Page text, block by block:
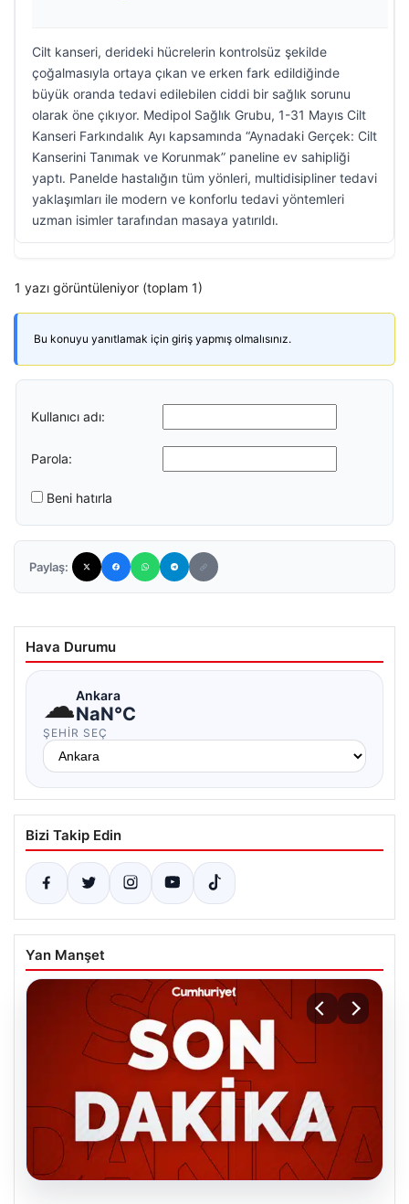
Cilt kanseri, derideki hücrelerin kontrolsüz şekilde
çoğalmasıyla ortaya çıkan ve erken fark edildiğinde
büyük oranda tedavi edilebilen ciddi bir sağlık sorunu
olarak öne çıkıyor. Medipol Sağlık Grubu, 1-31 Mayıs Cilt
Kanseri Farkındalık Ayı kapsamında “Aynadaki Gerçek: Cilt
Kanserini Tanımak ve Korunmak” paneline ev sahipliği
yaptı. Panelde hastalığın tüm yönleri, multidisipliner tedavi
yaklaşımları ile modern ve konforlu tedavi yöntemleri
uzman isimler tarafından masaya yatırıldı.
1 yazı görüntüleniyor (toplam 1)
Bu konuyu yanıtlamak için giriş yapmış olmalısınız.
Kullanıcı adı:
Parola:
Beni hatırla
Paylaş:
Hava Durumu
☁Ankara
NaN°C
ŞEHIR SEÇ
Bizi Takip Edin
Yan Manşet